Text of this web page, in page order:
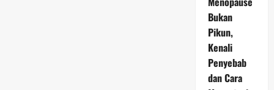
Bukan
Pikun,
Kenali
Penyebab
dan Cara